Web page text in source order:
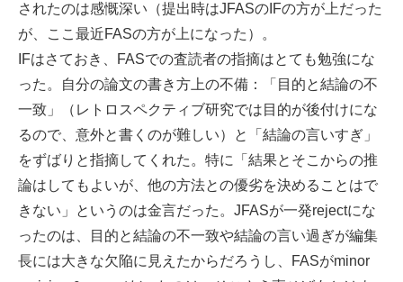
されたのは感慨深い（提出時はJFASのIFの方が上だった
が、ここ最近FASの方が上になった）。
IFはさておき、FASでの査読者の指摘はとても勉強にな
った。自分の論文の書き方上の不備：「目的と結論の不
一致」（レトロスペクティブ研究では目的が後付けにな
るので、意外と書くのが難しい）と「結論の言いすぎ」
をずばりと指摘してくれた。特に「結果とそこからの推
論はしてもよいが、他の方法との優劣を決めることはで
きない」というのは金言だった。JFASが一発rejectにな
ったのは、目的と結論の不一致や結論の言い過ぎが編集
長には大きな欠陥に見えたからだろうし、FASがminor